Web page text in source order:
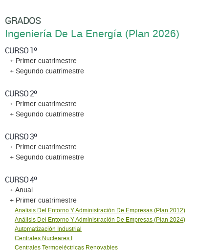
GRADOS
Ingeniería De La Energí­a (Plan 2026)
CURSO 1º
+ Primer cuatrimestre
+ Segundo cuatrimestre
CURSO 2º
+ Primer cuatrimestre
+ Segundo cuatrimestre
CURSO 3º
+ Primer cuatrimestre
+ Segundo cuatrimestre
CURSO 4º
+ Anual
+ Primer cuatrimestre
Analisis Del Entorno Y Administración De Empresas (Plan 2012)
Análisis Del Entorno Y Administración De Empresas (Plan 2024)
Automatización Industrial
Centrales Nucleares I
Centrales Termoeléctricas Renovables